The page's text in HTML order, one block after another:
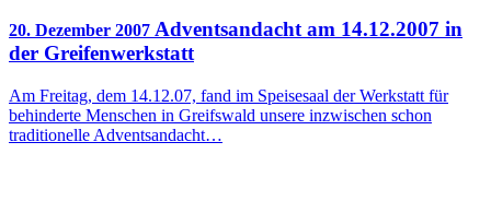
20. Dezember 2007 Adventsandacht am 14.12.2007 in
der Greifenwerkstatt
Am Freitag, dem 14.12.07, fand im Speisesaal der Werkstatt für
behinderte Menschen in Greifswald unsere inzwischen schon
traditionelle Adventsandacht…